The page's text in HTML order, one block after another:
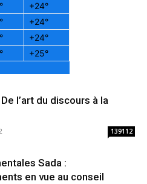
+24°
+24°
+24°
+25°
l’art du discours à la
139112
Sada :
en vue au conseil